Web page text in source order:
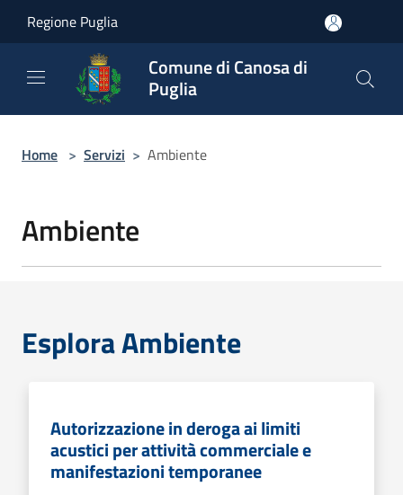
Regione Puglia
Comune di Canosa di
Puglia
Home > Servizi > Ambiente
Ambiente
Esplora Ambiente
Autorizzazione in deroga ai limiti
acustici per attività commerciale e
manifestazioni temporanee